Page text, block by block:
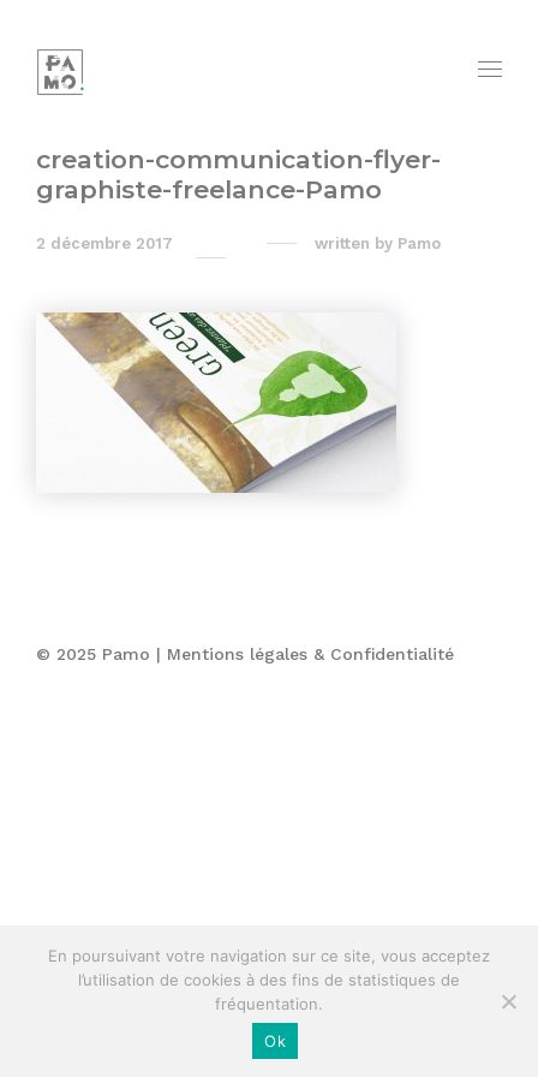
creation-communication-flyer-
graphiste-freelance-Pamo
2 décembre 2017 written by Pamo
© 2025 Pamo | Mentions légales & Confidentialité
En poursuivant votre navigation sur ce site, vous acceptez
l’utilisation de cookies à des fins de statistiques de
fréquentation.
Ok